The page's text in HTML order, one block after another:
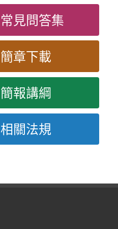
常見問答集
簡章下載
簡報講綱
相關法規